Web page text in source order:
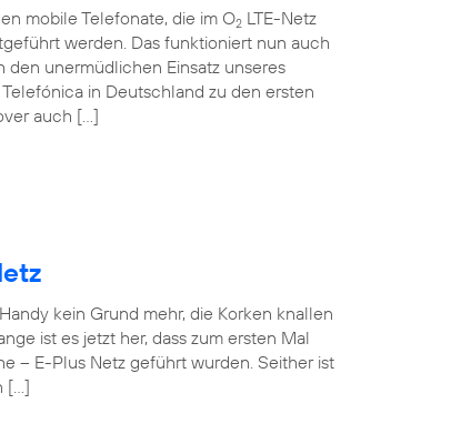
mobile Telefonate, die im O2 LTE-Netz
werden. Das funktioniert nun auch
unermüdlichen Einsatz unseres
in Deutschland zu den ersten
auch […]
kein Grund mehr, die Korken knallen
ist es jetzt her, dass zum ersten Mal
– E-Plus Netz geführt wurden. Seither ist
[…]